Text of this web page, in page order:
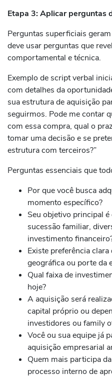
Etapa 3: Aplicar perguntas
Perguntas superficiais
deve usar perguntas que
comportamental e técnica.
Exemplo de script verbal
com detalhes da
sua estrutura de aquisição
seguirmos. Pode me contar
com essa compra, qual o
tomar uma decisão e se
estrutura com terceiros?”
Perguntas essenciais que
Por que você busca
momento específico?
Seu objetivo principal é
sucessão familiar,
investimento
Existe preferência
geográfica ou porte da
Qual faixa de
hoje?
A aquisição será
capital próprio ou
investidores ou family
Você ou sua equipe já
aquisição empresarial
Quem mais participa
processo interno de